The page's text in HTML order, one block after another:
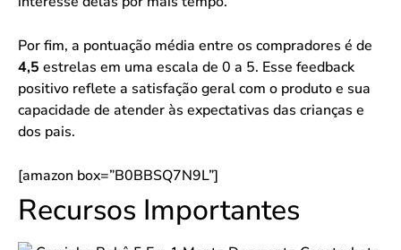
Por fim, a pontuação média entre os compradores é de
4,5 estrelas em uma escala de 0 a 5. Esse feedback
positivo reflete a satisfação geral com o produto e sua
capacidade de atender às expectativas das crianças e
dos pais.
[amazon box=”B0BBSQ7N9L”]
Recursos Importantes